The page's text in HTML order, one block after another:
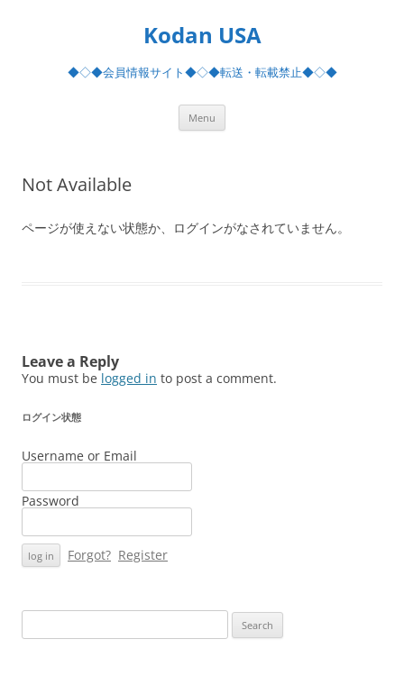
Kodan USA
◆◇◆会員情報サイト◆◇◆転送・転載禁止◆◇◆
Menu
Not Available
ページが使えない状態か、ログインがなされていません。
Leave a Reply
You must be logged in to post a comment.
ログイン状態
Username or Email
Password
Forgot? Register
for: